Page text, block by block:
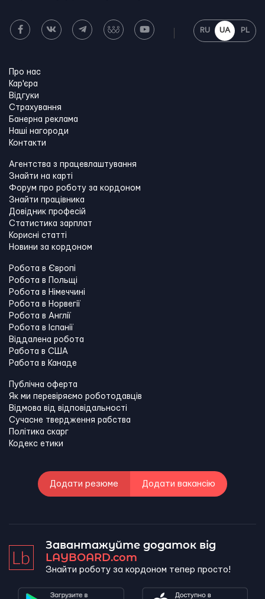
RU UA PL
Про нас
Кар'єра
Відгуки
Страхування
Банерна реклама
Наші нагороди
Контакти
Агентства з працевлаштування
Знайти на карті
Форум про роботу за кордоном
Знайти працівника
Довідник професій
Статистика зарплат
Корисні статті
Новини за кордоном
Робота в Європі
Робота в Польщі
Робота в Німеччині
Робота в Норвегії
Робота в Англії
Робота в Іспанії
Віддалена робота
Работа в США
Работа в Канадe
Публічна оферта
Як ми перевіряємо роботодавців
Відмова від відповідальності
Сучасне твердження рабства
Політика скарг
Кодекс етики
Додати резюме Додати вакансію
Завантажуйте додаток від
LAYBOARD.com
Знайти роботу за кордоном тепер просто!